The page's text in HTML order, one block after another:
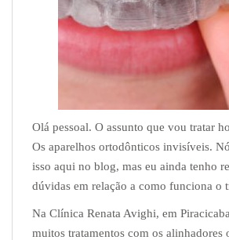
Olá pessoal. O assunto que vou tratar
Os aparelhos ortodônticos invisíveis.
isso aqui no blog, mas eu ainda tenho
dúvidas em relação a como funciona o
Na Clínica Renata Avighi, em
muitos tratamentos com os alinhadores